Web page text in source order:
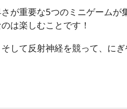
が重要な5つのミニゲーム
は楽しむことです！
して反射神経を競って、に